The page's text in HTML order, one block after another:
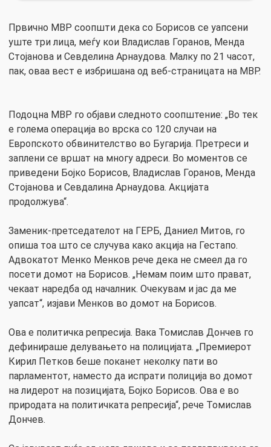
Првично МВР соопшти дека со Борисов се уапсени
уште три лица, меѓу кои Владислав Горанов, Менда
Стојанова и Севделина Арнаудова. Малку по 21 часот,
пак, оваа вест е избришана од веб-страницата на МВР.
Подоцна МВР го објави следното соопштение: „Во тек
е голема операција во врска со 120 случаи на
Европското обвинителство во Бугарија. Претреси и
заплени се вршат на многу адреси. Во моментов се
приведени Бојко Борисов, Владислав Горанов, Менда
Стојанова и Севдалина Арнаудова. Акцијата
продолжува“.
Заменик-претседателот на ГЕРБ, Даниел Митов, го
опиша тоа што се случува како акција на Гестапо.
Адвокатот Менко Менков рече дека не смеел да го
посети домот на Борисов. „Немам поим што прават,
чекаат наредба од началник. Очекувам и јас да ме
уапсат“, изјави Менков во домот на Борисов.
Ова е политичка репресија. Вака Томислав Дончев го
дефинираше делувањето на полицијата. „Премиерот
Кирил Петков беше поканет неколку пати во
парламентот, наместо да испрати полиција во домот
на лидерот на позицијата, Бојко Борисов. Ова е во
природата на политичката репресија“, рече Томислав
Дончев.